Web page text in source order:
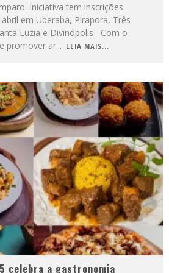
Iniciativa tem inscrições
em Uberaba, Pirapora, Três
Luzia e Divinópolis Com o
promover ar... LEIA MAIS...
celebra a gastronomia